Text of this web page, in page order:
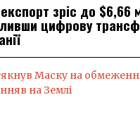
зріс до $6,66
цифрову